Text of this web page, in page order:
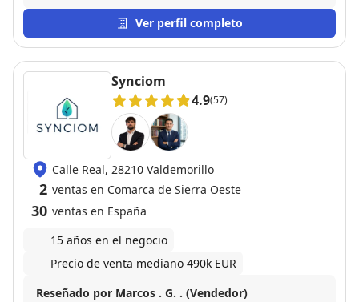
porcentaje muy discreto. Tienen un equipo que en
poco más de una hora te hacen unas fotos
certificado energético. Además, te ayudan en todo
documentos telemáticamente, lo que ahorra mucho
tiempo. Y lo mejor de todo es que son muy cercanas,
te tratan con cariño, se llega a crear un vínculo, con
decir que yo particularmente le he vuelto a dar otra
venta de un familiar. 100% recomendables.
Ver perfil completo
Synciom
4.9(57)
Calle Real, 28210 Valdemorillo
2 ventas en Comarca de Sierra Oeste
30 ventas en España
15 años en el negocio
Precio de venta mediano 490k EUR
Reseñado por Marcos . G. . (Vendedor)